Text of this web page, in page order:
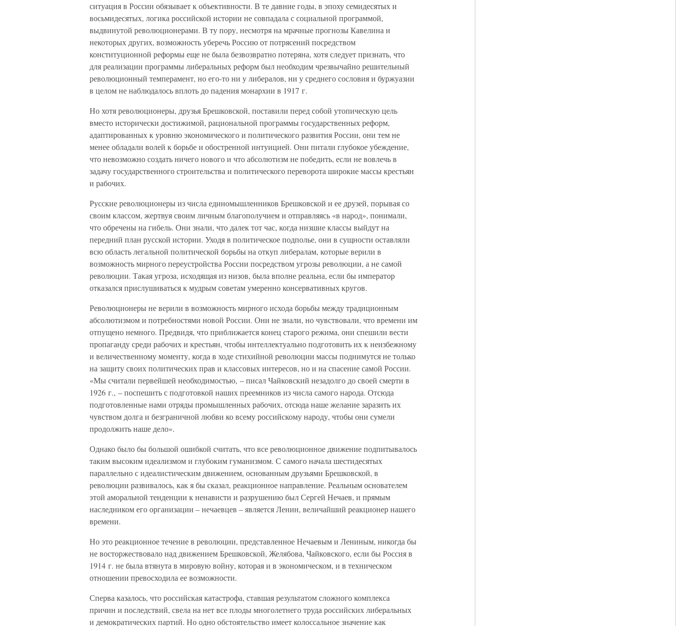
ситуация в России обязывает к объективности. В те давние годы, в эпоху семидесятых и
восьмидесятых, логика российской истории не совпадала с социальной программой,
выдвинутой революционерами. В ту пору, несмотря на мрачные прогнозы Кавелина и
некоторых других, возможность уберечь Россию от потрясений посредством
конституционной реформы еще не была безвозвратно потеряна, хотя следует признать, что
для реализации программы либеральных реформ был необходим чрезвычайно решительный
революционный темперамент, но его-то ни у либералов, ни у среднего сословия и буржуазии
в целом не наблюдалось вплоть до падения монархии в 1917 г.
Но хотя революционеры, друзья Брешковской, поставили перед собой утопическую цель
вместо исторически достижимой, рациональной программы государственных реформ,
адаптированных к уровню экономического и политического развития России, они тем не
менее обладали волей к борьбе и обостренной интуицией. Они питали глубокое убеждение,
что невозможно создать ничего нового и что абсолютизм не победить, если не вовлечь в
задачу государственного строительства и политического переворота широкие массы крестьян
и рабочих.
Русские революционеры из числа единомышленников Брешковской и ее друзей, порывая со
своим классом, жертвуя своим личным благополучием и отправляясь «в народ», понимали,
что обречены на гибель. Они знали, что далек тот час, когда низшие классы выйдут на
передний план русской истории. Уходя в политическое подполье, они в сущности оставляли
всю область легальной политической борьбы на откуп либералам, которые верили в
возможность мирного переустройства России посредством угрозы революции, а не самой
революции. Такая угроза, исходящая из низов, была вполне реальна, если бы император
отказался прислушиваться к мудрым советам умеренно консервативных кругов.
Революционеры не верили в возможность мирного исхода борьбы между традиционным
абсолютизмом и потребностями новой России. Они не знали, но чувствовали, что времени им
отпущено немного. Предвидя, что приближается конец старого режима, они спешили вести
пропаганду среди рабочих и крестьян, чтобы интеллектуально подготовить их к неизбежному
и величественному моменту, когда в ходе стихийной революции массы поднимутся не только
на защиту своих политических прав и классовых интересов, но и на спасение самой России.
«Мы считали первейшей необходимостью, – писал Чайковский незадолго до своей смерти в
1926 г., – поспешить с подготовкой наших преемников из числа самого народа. Отсюда
подготовленные нами отряды промышленных рабочих, отсюда наше желание заразить их
чувством долга и безграничной любви ко всему российскому народу, чтобы они сумели
продолжить наше дело».
Однако было бы большой ошибкой считать, что все революционное движение подпитывалось
таким высоким идеализмом и глубоким гуманизмом. С самого начала шестидесятых
параллельно с идеалистическим движением, основанным друзьями Брешковской, в
революции развивалось, как я бы сказал, реакционное направление. Реальным основателем
этой аморальной тенденции к ненависти и разрушению был Сергей Нечаев, и прямым
наследником его организации – нечаевцев – является Ленин, величайший реакционер нашего
времени.
Но это реакционное течение в революции, представленное Нечаевым и Лениным, никогда бы
не восторжествовало над движением Брешковской, Желябова, Чайковского, если бы Россия в
1914 г. не была втянута в мировую войну, которая и в экономическом, и в техническом
отношении превосходила ее возможности.
Сперва казалось, что российская катастрофа, ставшая результатом сложного комплекса
причин и последствий, свела на нет все плоды многолетнего труда российских либеральных
и демократических партий. Но одно обстоятельство имеет колоссальное значение как